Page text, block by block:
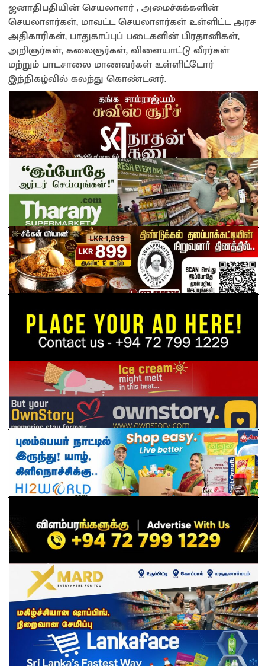
ஜனாதிபதியின் செயலாளர் , அமைச்சுக்களின்
செயலாளர்கள், மாவட்ட செயலாளர்கள் உள்ளிட்ட அரச
அதிகாரிகள், பாதுகாப்புப் படைகளின் பிரதானிகள்,
அறிஞர்கள், கலைஞர்கள், விளையாட்டு வீரர்கள்
மற்றும் பாடசாலை மாணவர்கள் உள்ளிட்டோர்
இந்நிகழ்வில் கலந்து கொண்டனர்.